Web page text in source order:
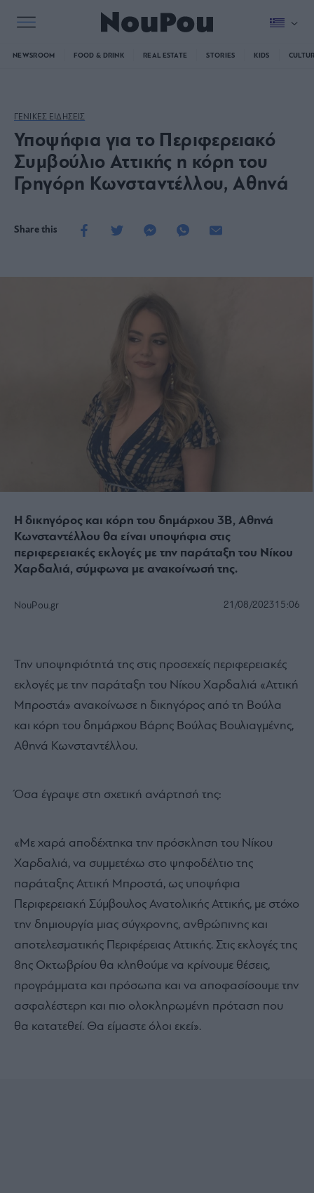
NEWSROOM FOOD & DRINK REAL ESTATE STORIES KIDS
ΓΕΝΙΚΕΣ ΕΙΔΗΣΕΙΣ
Υποψήφια για το Περιφερειακό
Συμβούλιο Αττικής η κόρη του
Γρηγόρη Κωνσταντέλλου, Αθηνά
Share this
Η δικηγόρος και κόρη του δημάρχου 3Β, Αθηνά
Κωνσταντέλλου θα είναι υποψήφια στις
περιφερειακές εκλογές με την παράταξη του Νίκου
Χαρδαλιά, σύμφωνα με ανακοίνωσή της.
NouPou.gr 21/08/202315:06
Την υποψηφιότητά της στις προσεχείς περιφερειακές
εκλογές με την παράταξη του Νίκου Χαρδαλιά «Αττική
Μπροστά» ανακοίνωσε η δικηγόρος από τη Βούλα
και κόρη του δημάρχου Βάρης Βούλας Βουλιαγμένης,
Αθηνά Κωνσταντέλλου.
Όσα έγραψε στη σχετική ανάρτησή της:
«Με χαρά αποδέχτηκα την πρόσκληση του Νίκου
Χαρδαλιά, να συμμετέχω στο ψηφοδέλτιο της
παράταξης Αττική Μπροστά, ως υποψήφια
Περιφερειακή Σύμβουλος Ανατολικής Αττικής, με στόχο
την δημιουργία μιας σύγχρονης, ανθρώπινης και
αποτελεσματικής Περιφέρειας Αττικής. Στις εκλογές της
8ης Οκτωβρίου θα κληθούμε να κρίνουμε θέσεις,
προγράμματα και πρόσωπα και να αποφασίσουμε την
ασφαλέστερη και πιο ολοκληρωμένη πρόταση που
θα κατατεθεί. Θα είμαστε όλοι εκεί».